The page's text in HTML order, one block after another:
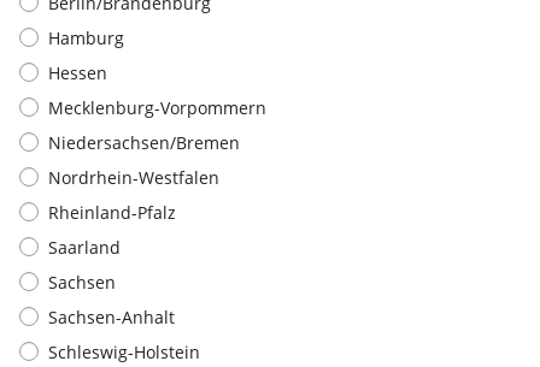
Hamburg
Hessen
Mecklenburg-Vorpommern
Niedersachsen/Bremen
Nordrhein-Westfalen
Rheinland-Pfalz
Saarland
Sachsen
Sachsen-Anhalt
Schleswig-Holstein